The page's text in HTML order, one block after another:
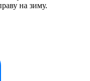
на зиму.